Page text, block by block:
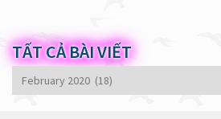
TẤT CẢ BÀI VIẾT
Tất
cả